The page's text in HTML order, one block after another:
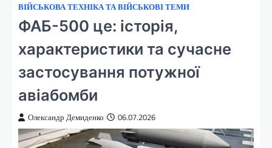
ВІЙСЬКОВА ТЕХНІКА ТА ВІЙСЬКОВІ ТЕМИ
ФАБ-500 це: історія,
характеристики та сучасне
застосування потужної
авіабомби
Олександр Демиденко 06.07.2026